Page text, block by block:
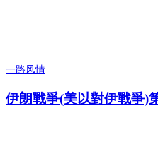
一路风情
伊朗戰爭(美以對伊戰爭)